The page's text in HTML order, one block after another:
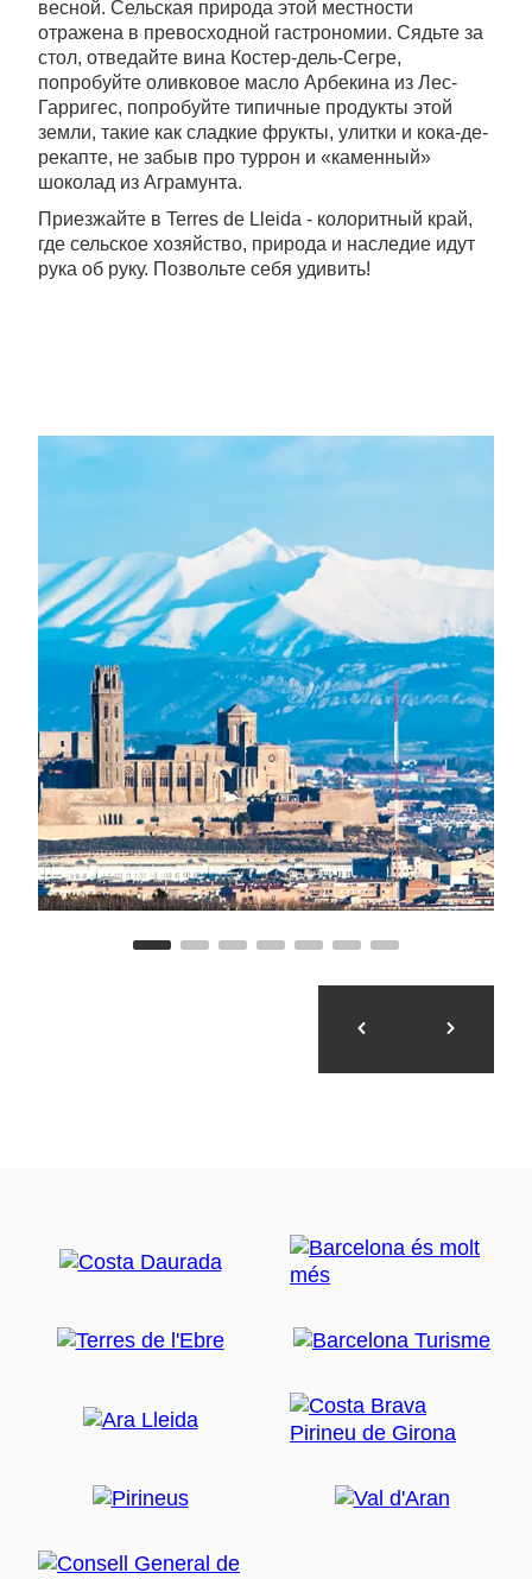
весной. Сельская природа этой местности
отражена в превосходной гастрономии. Сядьте за
стол, отведайте вина Костер-дель-Сегре,
попробуйте оливковое масло Арбекина из Лес-
Гарригес, попробуйте типичные продукты этой
земли, такие как сладкие фрукты, улитки и кока-де-
рекапте, не забыв про туррон и «каменный»
шоколад из Аграмунта.
Приезжайте в Terres de Lleida - колоритный край,
где сельское хозяйство, природа и наследие идут
рука об руку. Позвольте себя удивить!